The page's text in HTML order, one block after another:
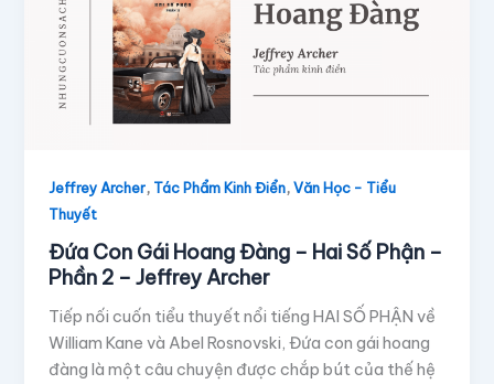
Jeffrey Archer, Tác Phẩm Kinh Điển,Văn Học - Tiểu
Thuyết
Đứa Con Gái Hoang Đàng – Hai Số Phận –
Phần 2 – Jeffrey Archer
Tiếp nối cuốn tiểu thuyết nổi tiếng HAI SỐ PHẬN về
William Kane và Abel Rosnovski, Đứa con gái hoang
đàng là một câu chuyện được chắp bút của thế hệ